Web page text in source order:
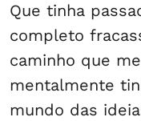
Que tinha
completo
caminho que
mentalmente
mundo das